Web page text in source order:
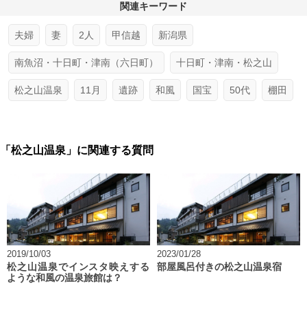
関連キーワード
夫婦 妻 2人 甲信越 新潟県
南魚沼・十日町・津南（六日町） 十日町・津南・松之山
松之山温泉 11月 遺跡 和風 国宝 50代 棚田
「松之山温泉」に関連する質問
2019/10/03
松之山温泉でインスタ映えする
ような和風の温泉旅館は？
2023/01/28
部屋風呂付きの松之山温泉宿